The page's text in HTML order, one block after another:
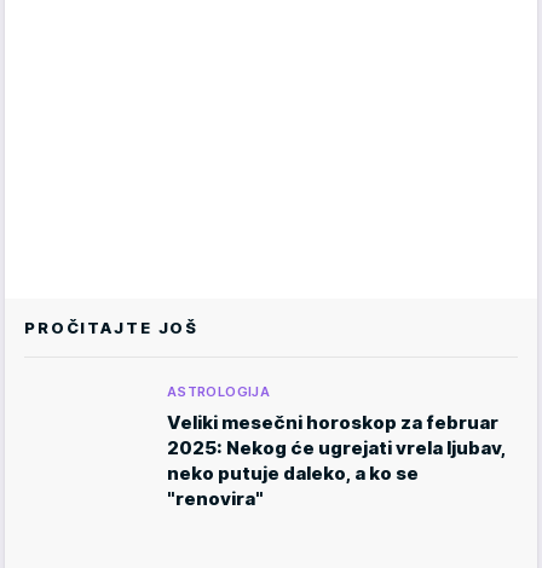
PROČITAJTE JOŠ
ASTROLOGIJA
Veliki mesečni horoskop za februar
2025: Nekog će ugrejati vrela ljubav,
neko putuje daleko, a ko se
"renovira"